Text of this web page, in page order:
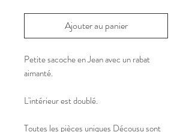
Ajouter au panier
Petite sacoche en Jean avec un rabat
aimanté.
L'intérieur est doublé.
Toutes les pièces uniques Décousu sont